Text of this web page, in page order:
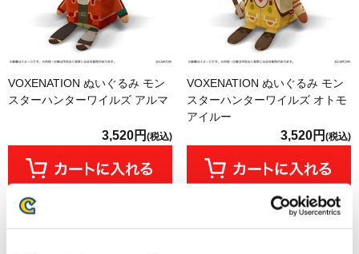
VOXENATION ぬいぐるみ モン
スターハンターワイルズ アルマ
3,520円 (税込)
VOXENATION ぬいぐるみ モン
スターハンターワイルズ オトモ
アイルー
3,520円 (税込)